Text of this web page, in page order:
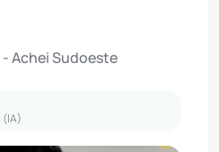
Achei Sudoeste
(IA)